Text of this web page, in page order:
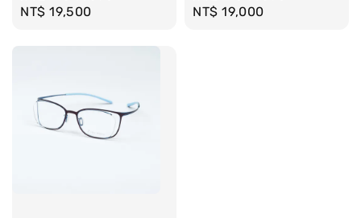
Regular
NT$ 19,500
Regular
NT$ 19,000